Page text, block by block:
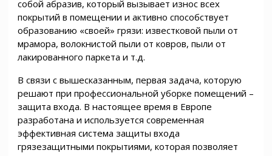
собой абразив, который вызывает износ всех
покрытий в помещении и активно способствует
образованию «своей» грязи: известковой пыли от
мрамора, волокнистой пыли от ковров, пыли от
лакированного паркета и т.д.
В связи с вышесказанным, первая задача, которую
решают при профессиональной уборке помещений –
защита входа. В настоящее время в Европе
разработана и используется современная
эффективная система защиты входа
грязезащитными покрытиями, которая позволяет